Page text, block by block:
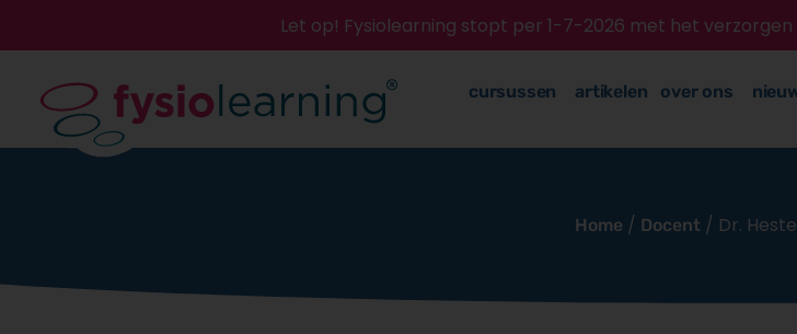
Let op! Fysiolearning stopt per 1-7-2026 met het
cursussen artikelen over ons
Home/ Docent / Dr.